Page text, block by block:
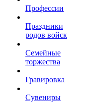
Профессии
Праздники
родов войск
Семейные
торжества
Гравировка
Сувениры